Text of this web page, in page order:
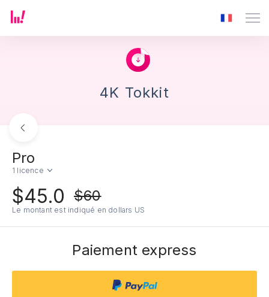
4K Tokkit
Pro
1 licence
$45.0 $60
Le montant est indiqué en dollars US
Paiement express